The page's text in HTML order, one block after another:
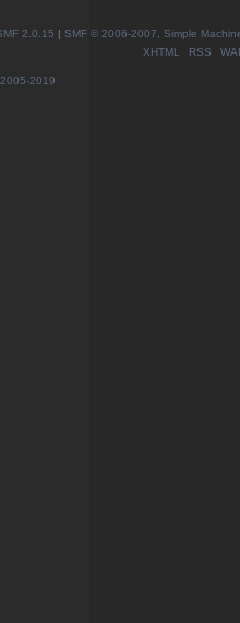
2.0.15 | SMF © 2006-2007, Simple
XHTML
RSS
2019